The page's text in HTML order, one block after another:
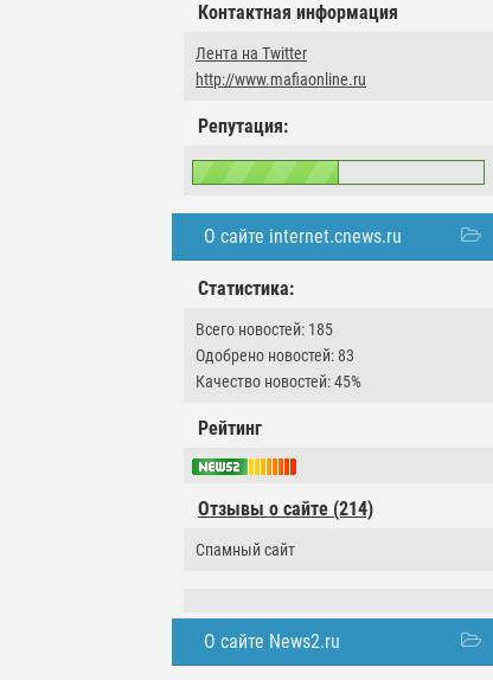
Контактная информация
Лента на Twitter
http://www.mafiaonline.ru
Репутация:
О сайте internet.cnews.ru
Статистика:
Всего новостей: 185
Одобрено новостей: 83
Качество новостей: 45%
Рейтинг
Отзывы о сайте (214)
Спамный сайт
О сайте News2.ru